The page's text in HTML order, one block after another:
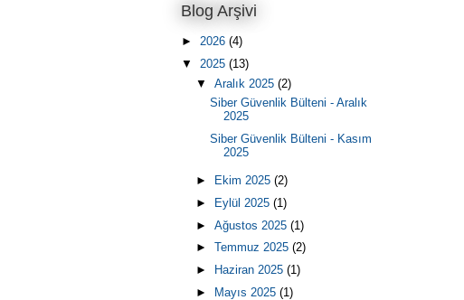
Blog Arşivi
► 2026 (4)
▼ 2025 (13)
▼ Aralık 2025 (2)
Siber Güvenlik Bülteni - Aralık
2025
Siber Güvenlik Bülteni - Kasım
2025
► Ekim 2025 (2)
►
Eylül 2025 (1)
► Ağustos 2025 (1)
► Temmuz 2025 (2)
►
Haziran 2025 (1)
►
Mayıs 2025 (1)